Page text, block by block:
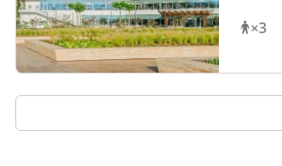
×3